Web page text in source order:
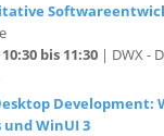
bis 11:30| DWX -
Development:
WinUI 3
Huber
bis 11:30